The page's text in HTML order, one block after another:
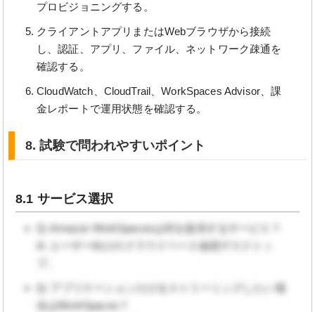
プロビジョニングする。
クライアントアプリまたはWebブラウザから接続
し、認証、アプリ、ファイル、ネットワーク疎通を
確認する。
CloudWatch、CloudTrail、WorkSpaces Advisor、課
金レポートで運用状態を確認する。
8. 試験で問われやすいポイント
8.1 サービス選択
Q: Amazon WorkSpacesは何を提供するサービス？
A: ユーザー向けのクラウドベース仮想デスクトッ
Q: アプリケーションだけをストリーミングしたい場
合はWorkSpaces？